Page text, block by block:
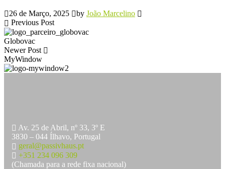
26 de Março, 2025 by João Marcelino
Previous Post
Globovac
Newer Post
MyWindow
Av. 25 de Abril, nº 33, 3º E
3830 – 044 Ílhavo, Portugal
geral@passivhaus.pt
+351 234 096 309
(Chamada para a rede fixa nacional)